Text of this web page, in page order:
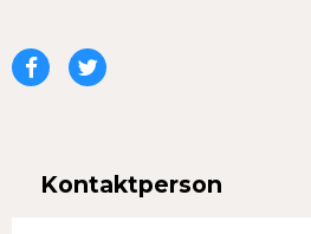
Del Del
Kontaktperson